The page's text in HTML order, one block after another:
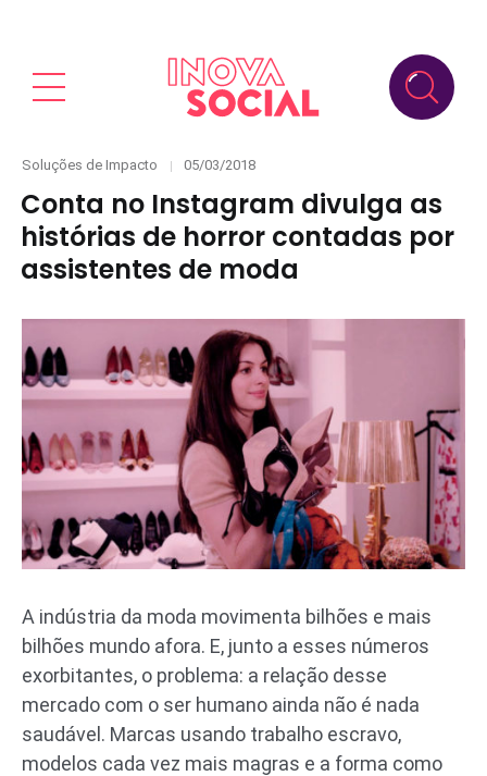
Categories
Soluções de Impacto
Posted
05/03/2018
Conta no Instagram divulga as
histórias de horror contadas por
assistentes de moda
A indústria da moda movimenta bilhões e mais
bilhões mundo afora. E, junto a esses números
exorbitantes, o problema: a relação desse
mercado com o ser humano ainda não é nada
saudável. Marcas usando trabalho escravo,
modelos cada vez mais magras e a forma como